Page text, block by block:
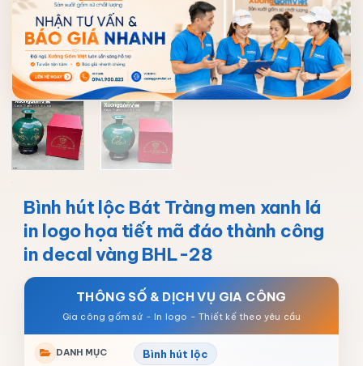
Bình hút lộc Bát Tràng men xanh lá
in logo họa tiết mã đáo thành công
in decal vàng BHL-28
THÔNG SỐ & DỊCH VỤ GIA CÔNG
DANH MỤC Bình hút lộc